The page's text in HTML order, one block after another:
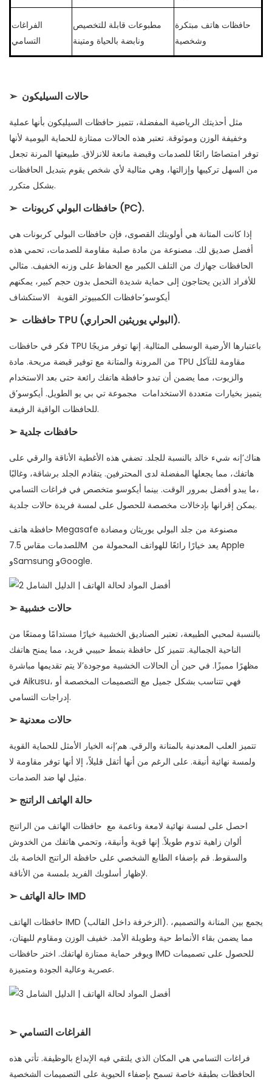
الفراغات
التسامي
مطبوعات قابلة للتخصيص
ونابضة بالحياة ومتينة
حافظات هاتف مبتكرة
وشخصية
➢ حالات السيليكون
مثل أحذيتك الرياضية المفضلة، تتميز حافظات السيليكون بأنها عملية
وخفيفة الوزن وموثوقة. تعتبر هذه الحالات ممتازة للحماية اليومية لأنها
توفر امتصاصًا رائعًا للصدمات وقبضة مانعة للانزلاق. طبيعتها المرنة تجعل
من السهل تركيبها وإزالتها، وهي مثالية لأي شخص يقوم بتبديل الحافظات
بشكل متكرر.
➢ حافظات البولي كربونات (PC).
إذا كانت المتانة هي أولويتك القصوى، فإن حافظات البولي كربونات هي
أفضل صديق لك. مصنوعة من مادة صلبة مقاومة للصدمات، تحمي هذه
الحافظات جهازك من التلف الكبير مع الحفاظ على وزنه الخفيف. مثالي
للأفراد الذين يحتاجون إلى حماية شديدة التحمل بدون حجم كبير، يمكنهم
أيكوسو’حافظات الكمبيوتر القوية
➢ حافظات TPU (البولي يوريثين الحراري).
فكر في حافظات TPU باعتبارها الأرضية الوسطى المثالية. إنها توفر مزيجًا
من المرونة والمتانة مع توفير قبضة مريحة. مادة TPU مقاومة للتآكل
والزيوت، مما يضمن أن تبدو حافظة هاتفك رائعة حتى بعد الاستخدام
للحافظات الواقية الرفيعة.
➢حافظات جلدية
هناك’إنه شيء خالد بالنسبة للجلد. تضفي هذه الأغطية الأناقة والرقي على
هاتفك، مما يجعلها المفضلة لدى المحترفين. يتقادم الجلد برشاقة، وغالبًا
ما يبدو أفضل بمرور الوقت. بينما أيكوسو متخصص في فراغات التسامي،
يمكن إقرانها بإدخالات مخصصة للحصول على لمسة فريدة.
حافظة هاتف Megasafe مصنوعة من جلد البولي يوريثان ومضادة
للصدمات مقاس 7.5M
وSamsung وGoogle.
➢حالات خشبية
بالنسبة لمحبي الطبيعة، تعتبر الصناديق الخشبية خيارًا مستدامًا وممتعًا من
الناحية الجمالية. تتميز كل حافظة بنمط حبيبي فريد، مما يمنح هاتفك
مظهرًا مميزًا. في حين أن الحالات الخشبية موجودة’لا يتم تقديمها مباشرة
في Aikusu، فهي تتناسب بشكل جميل مع التصميمات المخصصة أو
إدراجات التسامي.
➢حالات معدنية
تتميز العلب المعدنية بالمتانة والرقي. هم’إنه الخيار الأمثل للحماية القوية
ولمسة نهائية أنيقة. على الرغم من أنها أثقل قليلاً، إلا أنها توفر مقاومة لا
مثيل لها ضد الصدمات.
➢حالة الهاتف الراتنج
ألوان زاهية تدوم طويلاً. إنها قوية وأنيقة، وتحمي هاتفك من الخدوش
والسقوط. قم بإضفاء الطابع الشخصي على حافظة الراتنج الخاصة بك
لإظهار أسلوبك الفريد بلمسة من الأناقة.
➢ حالة الهاتف IMD
حافظات الهاتف IMD (الزخرفة داخل القالب). يجمع بين المتانة والتصميم،
مما يضمن بقاء الأنماط حية وطويلة الأمد. خفيف الوزن ومقاوم للبهتان،
ويوفر حماية ممتازة لهاتفك. اختر حافظات IMD للحصول على تصميمات
عصرية وعالية الجودة ومتميزة.
➢الفراغات التسامي
فراغات التسامي هي المكان الذي يلتقي فيه الإبداع بالوظيفة. تأتي هذه
الحافظات بطبقة خاصة تسمح بإضفاء الحيوية على التصميمات الشخصية